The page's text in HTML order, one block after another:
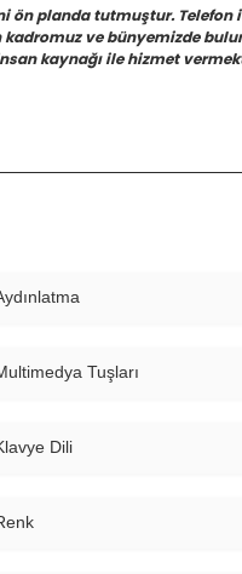
planda tutmuştur.
kadromuz ve bünyemizde
kaynağı ile hizmet
Tuşları
Dili